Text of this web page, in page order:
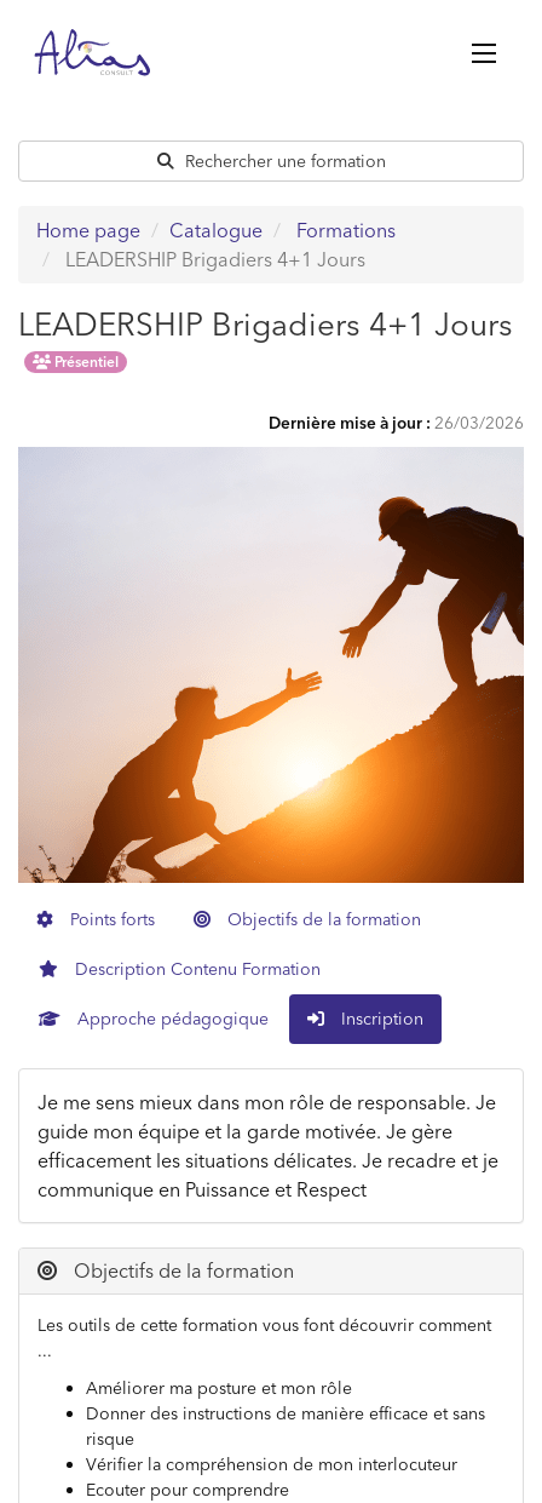
contenu
Rechercher une formation
Home page Catalogue
Formations
LEADERSHIP Brigadiers 4+1 Jours
LEADERSHIP Brigadiers 4+1 Jours
Présentiel
Dernière mise à jour : 26/03/2026
Points forts Objectifs de la formation
Description Contenu Formation
Approche pédagogique Inscription
Je me sens mieux dans mon rôle de responsable. Je
guide mon équipe et la garde motivée. Je gère
efficacement les situations délicates. Je recadre et je
communique en Puissance et Respect
Objectifs de la formation
Les outils de cette formation vous font découvrir comment
...
Améliorer ma posture et mon rôle
Donner des instructions de manière efficace et sans
risque
Vérifier la compréhension de mon interlocuteur
Ecouter pour comprendre